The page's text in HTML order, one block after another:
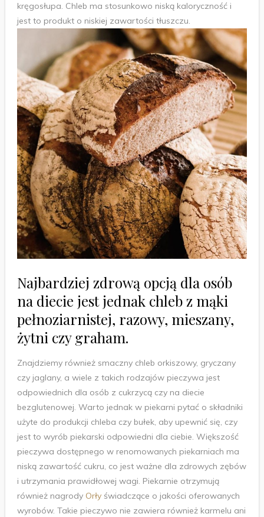
kręgosłupa. Chleb ma stosunkowo niską kaloryczność i
jest to produkt o niskiej zawartości tłuszczu.
Najbardziej zdrową opcją dla osób
na diecie jest jednak chleb z mąki
pełnoziarnistej, razowy, mieszany,
żytni czy graham.
Znajdziemy również smaczny chleb orkiszowy, gryczany
czy jaglany, a wiele z takich rodzajów pieczywa jest
odpowiednich dla osób z cukrzycą czy na diecie
bezglutenowej. Warto jednak w piekarni pytać o składniki
użyte do produkcji chleba czy bułek, aby upewnić się, czy
jest to wyrób piekarski odpowiedni dla ciebie. Większość
pieczywa dostępnego w renomowanych piekarniach ma
niską zawartość cukru, co jest ważne dla zdrowych zębów
i utrzymania prawidłowej wagi. Piekarnie otrzymują
również nagrody Orłyświadczące o jakości oferowanych
wyrobów. Takie pieczywo nie zawiera również karmelu ani